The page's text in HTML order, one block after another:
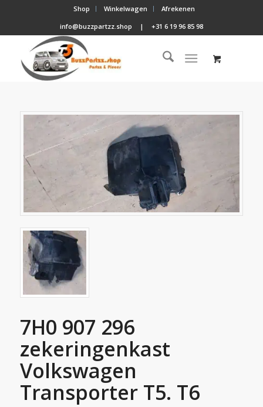
Shop Winkelwagen
Afrekenen
info@buzzpartzz.shop
| +31 6 19 96 85 98
7H0 907 296
zekeringenkast
Volkswagen
Transporter T5. T6